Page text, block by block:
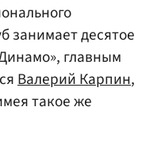
занимает десятое
главным
Валерий Карпин,
такое же